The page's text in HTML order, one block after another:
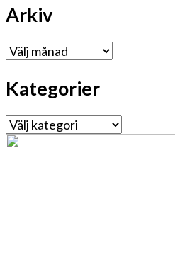
Arkiv
Arkiv
Kategorier
Kategorier